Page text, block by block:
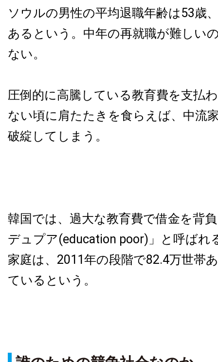
ソウルの男性の平均退職年齢は53歳
あるという。中年の再就職が難しい
ない。
圧倒的に高騰している教育費を支払
ない頃に肩たたきを食らえば、中流
破綻してしまう。
韓国では、過大な教育費で借金を背
デュプア(education poor)」と呼ばれ
家庭は、2011年の段階で82.4万世帯
ているという。